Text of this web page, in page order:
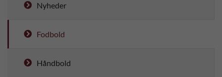
Nyheder
Fodbold
Håndbold